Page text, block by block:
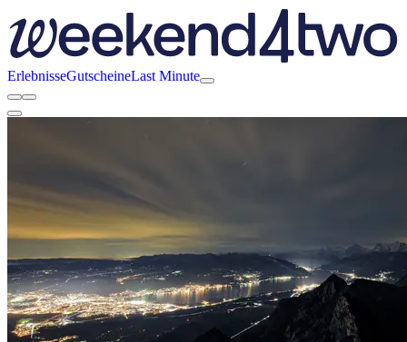
ErlebnisseGutscheineLast Minute